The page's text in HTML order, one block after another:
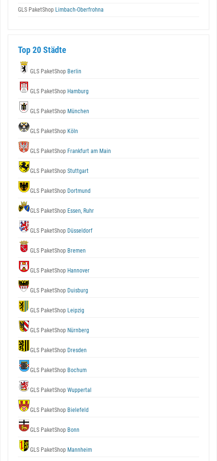
GLS PaketShop Limbach-Oberfrohna
Top 20 Städte
GLS PaketShop Berlin
GLS PaketShop Hamburg
GLS PaketShop München
GLS PaketShop Köln
GLS PaketShop Frankfurt am Main
GLS PaketShop Stuttgart
GLS PaketShop Dortmund
GLS PaketShop Essen, Ruhr
GLS PaketShop Düsseldorf
GLS PaketShop Bremen
GLS PaketShop Hannover
GLS PaketShop Duisburg
GLS PaketShop Leipzig
GLS PaketShop Nürnberg
GLS PaketShop Dresden
GLS PaketShop Bochum
GLS PaketShop Wuppertal
GLS PaketShop Bielefeld
GLS PaketShop Bonn
GLS PaketShop Mannheim